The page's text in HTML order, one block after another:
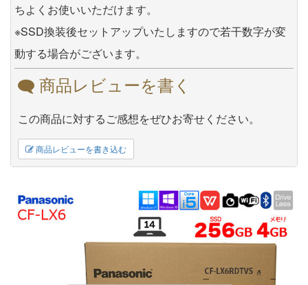
ちよくお使いいただけます。
※SSD換装後セットアップいたしますので若干数字が変
動する場合がございます。
商品レビューを書く
この商品に対するご感想をぜひお寄せください。
商品レビューを書き込む